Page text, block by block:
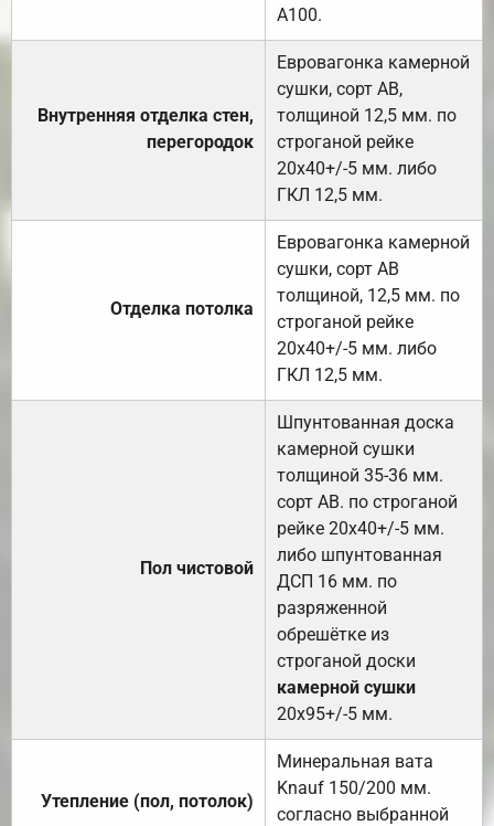
А100.
Внутренняя отделка стен,
перегородок
Евровагонка камерной
сушки, сорт АВ,
толщиной 12,5 мм. по
строганой рейке
20х40+/-5 мм. либо
ГКЛ 12,5 мм.
Отделка потолка
Евровагонка камерной
сушки, сорт АВ
толщиной, 12,5 мм. по
строганой рейке
20х40+/-5 мм. либо
ГКЛ 12,5 мм.
Пол чистовой
Шпунтованная доска
камерной сушки
толщиной 35-36 мм.
сорт АВ. по строганой
рейке 20х40+/-5 мм.
либо шпунтованная
ДСП 16 мм. по
разряженной
обрешётке из
строганой доски
камерной сушки
20х95+/-5 мм.
Утепление (пол, потолок)
Минеральная вата
Knauf 150/200 мм.
согласно выбранной